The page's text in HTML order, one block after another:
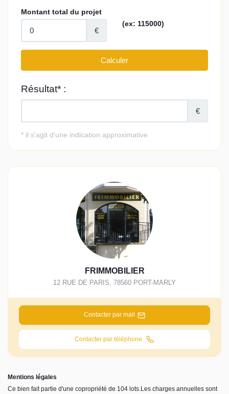
FRIMMOBILIER
12 RUE DE PARIS, 78560 PORT-MARLY
Contacter par mail
Contacter par téléphone
Mentions légales
Ce bien fait partie d'une copropriété de 104 lots.Les charges annuelles sont